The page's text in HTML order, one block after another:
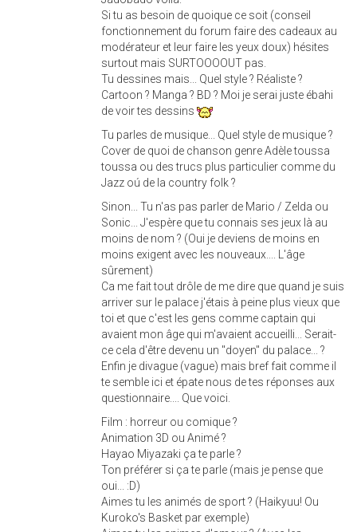
Si tu as besoin de quoique ce soit (conseil
fonctionnement du forum faire des cadeaux au
modérateur et leur faire les yeux doux) hésites
surtout mais SURTOOOOUT pas.
Tu dessines mais... Quel style ? Réaliste ?
Cartoon ? Manga ? BD ? Moi je serai juste ébahi
de voir tes dessins
Tu parles de musique... Quel style de musique ?
Cover de quoi de chanson genre Adèle toussa
toussa ou des trucs plus particulier comme du
Jazz oú de la country folk ?
Sinon... Tu n'as pas parler de Mario / Zelda ou
Sonic... J'espère que tu connais ses jeux là au
moins de nom ? (Oui je deviens de moins en
moins exigent avec les nouveaux.... L'âge
sûrement)
Ca me fait tout drôle de me dire que quand je suis
arriver sur le palace j'étais à peine plus vieux que
toi et que c'est les gens comme captain qui
avaient mon âge qui m'avaient accueilli... Serait-
ce cela d'être devenu un "doyen" du palace... ?
Enfin je divague (vague) mais bref fait comme il
te semble ici et épate nous de tes réponses aux
questionnaire.... Que voici.
Film : horreur ou comique ?
Animation 3D ou Animé ?
Hayao Miyazaki ça te parle ?
Ton préférer si ça te parle (mais je pense que
oui... :D)
Aimes tu les animés de sport ? (Haikyuu! Ou
Kuroko's Basket par exemple)